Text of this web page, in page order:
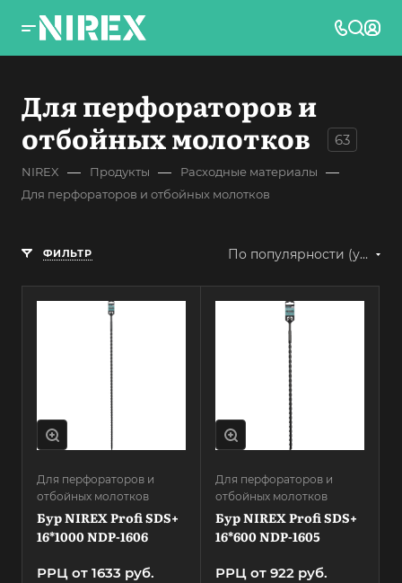
Для перфораторов и
отбойных молотков
63
NIREX — Продукты — Расходные материалы —
Для перфораторов и отбойных молотков
ФИЛЬТР По популярности (убывание)
Для перфораторов и
отбойных молотков
Бур NIREX Profi SDS+
16*1000 NDP-1606
РРЦ от 1633 руб.
Для перфораторов и
отбойных молотков
Бур NIREX Profi SDS+
16*600 NDP-1605
РРЦ от 922 руб.